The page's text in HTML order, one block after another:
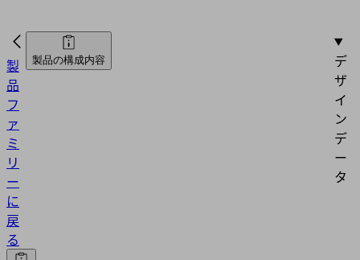
製
品
フ
ァ
ミ
リ
ー
に
戻
る
製品の構成内容
デ
ザ
イ
ン
デ
ー
タ